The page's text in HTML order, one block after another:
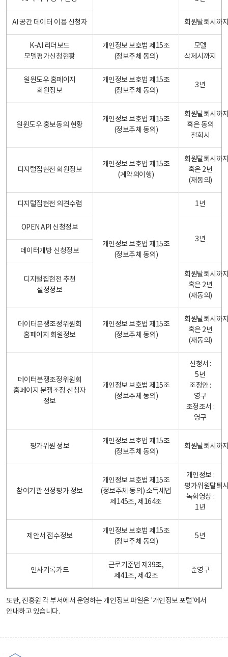
AI 공간 데이터 이용 신청자 회원탈퇴시까
K-AI 리더보드
모델평가신청현황
개인정보 보호법 제15조
(정보주체 동의)
모델
삭제시까지
원윈도우 홈페이지
회원정보
개인정보 보호법 제15조
(정보주체 동의)
3년
원윈도우 홍보동의 현황
개인정보 보호법 제15조
(정보주체 동의)
회원탈퇴시까
혹은 동의
철회시
디지털집현전 회원정보
개인정보 보호법 제15조
(계약의이행)
회원탈퇴시까
혹은 2년
(재동의)
디지털집현전 의견수렴
개인정보 보호법 제15조
(정보주체 동의)
1년
OPEN API 신청정보
3년
데이터개방 신청정보
디지털집현전 추천
설정정보
회원탈퇴시까
혹은 2년
(재동의)
데이터분쟁조정위원회
홈페이지 회원정보
개인정보 보호법 제15조
(정보주체 동의)
회원탈퇴시까
혹은 2년
(재동의)
데이터분쟁조정위원회
홈페이지 분쟁조정 신청자
정보
개인정보 보호법 제15조
(정보주체 동의)
신청서 :
5년
조정안 :
영구
조정조서 :
영구
평가위원 정보
개인정보 보호법 제15조
(정보주체 동의)
회원탈퇴시까
참여기관 선정평가 정보
개인정보 보호법 제15조
(정보주체 동의) 소득세법
제145조, 제164조
개인정보 :
평가위원탈퇴
녹화영상 :
1년
제안서 접수정보
개인정보 보호법 제15조
(정보주체 동의)
5년
인사기록카드
근로기준법 제39조,
제41조, 제42조
준영구
또한, 진흥원 각 부서에서 운영하는 개인정보 파일은 '개인정보 포털'에서
안내하고 있습니다.